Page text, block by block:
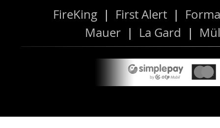
FireKing | First Alert |
Mauer | La Gard |